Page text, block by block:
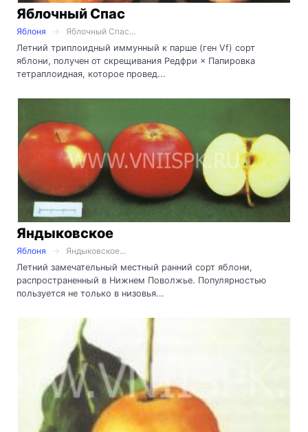
Яблочный Спас
Яблоня
Яблочный Спас...
Летний триплоидный иммунный к парше (ген Vf) сорт
яблони, получен от скрещивания Редфри × Папировка
тетраплоидная, которое провед...
Яндыковское
Яблоня
Яндыковское...
Летний замечательный местный ранний сорт яблони,
распространенный в Нижнем Поволжье. Популярностью
пользуется не только в низовья...